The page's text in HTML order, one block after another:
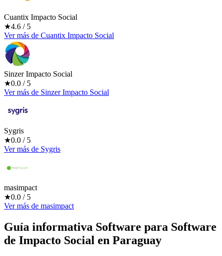
Cuantix Impacto Social
★4.6 / 5
Ver más de Cuantix Impacto Social
Sinzer Impacto Social
★0.0 / 5
Ver más de Sinzer Impacto Social
Sygris
★0.0 / 5
Ver más de Sygris
masimpact
★0.0 / 5
Ver más de masimpact
Guía informativa Software para Software
de Impacto Social en Paraguay